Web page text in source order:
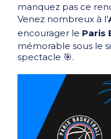
manquez pas ce
Venez nombreux à l’
encourager le Paris
mémorable sous le
spectacle 🎯.